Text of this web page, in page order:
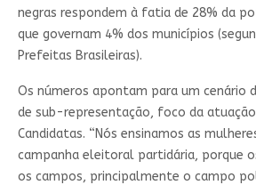
negras respondem à fatia de 28% da
que governam 4% dos municípios
Prefeitas Brasileiras).
Os números apontam para um cenário
de sub-representação, foco da atuação
Candidatas. “Nós ensinamos as
campanha eleitoral partidária, porque
os campos, principalmente o campo